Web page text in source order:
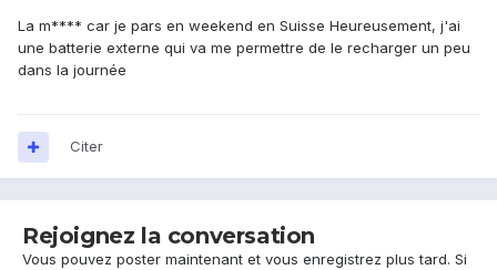
La m**** car je pars en weekend en Suisse Heureusement, j'ai
une batterie externe qui va me permettre de le recharger un peu
dans la journée
Citer
Rejoignez la conversation
Vous pouvez poster maintenant et vous enregistrez plus tard. Si